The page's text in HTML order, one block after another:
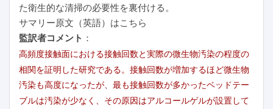
た衛生的な清掃の必要性を裏付ける。
サマリー原文（英語）はこちら
監訳者コメント ：
高頻度接触面における接触回数と実際の微生物汚染の程度の
相関を証明した研究である。接触回数が増加するほど微生物
汚染も高度になったが、最も接触回数が多かったベッドテー
ブルは汚染が少なく、その原因はアルコールゲルが設置して